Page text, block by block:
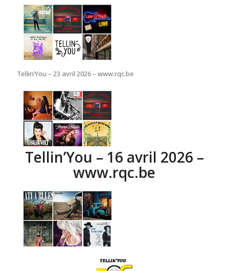
Tellin’You – 23 avril 2026 – www.rqc.be
Tellin’You – 16 avril 2026 –
www.rqc.be